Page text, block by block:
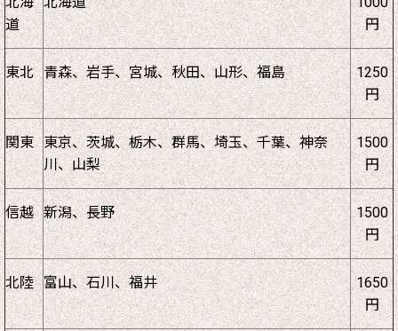
道
円
東北 青森、岩手、宮城、秋田、山形、福島
1250
円
関東
東京、茨城、栃木、群馬、埼玉、千葉、神奈
川、山梨
1500
円
信越 新潟、長野
1500
円
北陸 富山、石川、福井
1650
円